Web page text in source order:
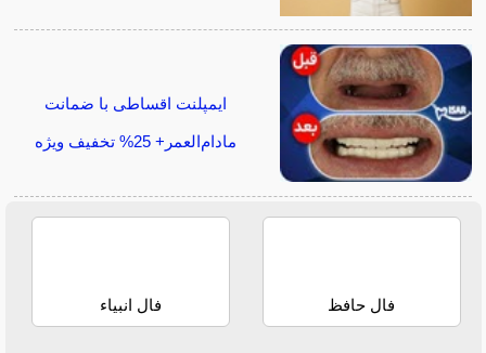
ایمپلنت اقساطی با ضمانت
مادام‌العمر+ 25% تخفیف ویژه
فال حافظ فال انبیاء